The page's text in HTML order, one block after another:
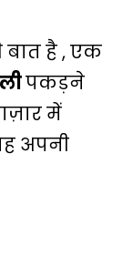
बात है , एक
पकड़ने
में
अपनी